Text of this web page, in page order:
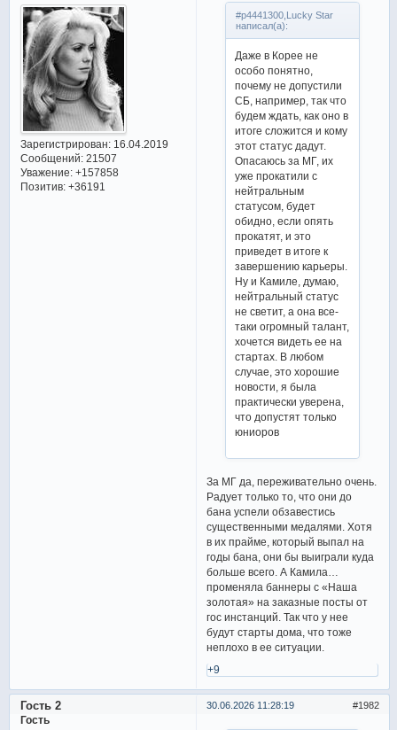
Зарегистрирован: 16.04.2019
Сообщений:21507
Уважение: +157858
Позитив: +36191
#p4441300,Lucky Star
написал(а):
Даже в Корее не
особо понятно,
почему не допустили
СБ, например, так что
будем ждать, как оно в
итоге сложится и кому
этот статус дадут.
Опасаюсь за МГ, их
уже прокатили с
нейтральным
статусом, будет
обидно, если опять
прокатят, и это
приведет в итоге к
завершению карьеры.
Ну и Камиле, думаю,
нейтральный статус
не светит, а она все-
таки огромный талант,
хочется видеть ее на
стартах. В любом
случае, это хорошие
новости, я была
практически уверена,
что допустят только
юниоров
За МГ да, переживательно очень.
Радует только то, что они до
бана успели обзавестись
существенными медалями. Хотя
в их прайме, который выпал на
годы бана, они бы выиграли куда
больше всего. А Камила…
променяла баннеры с «Наша
золотая» на заказные посты от
гос инстанций. Так что у нее
будут старты дома, что тоже
неплохо в ее ситуации.
+9
1982
30.06.2026 11:28:19
Гость 2
Гость